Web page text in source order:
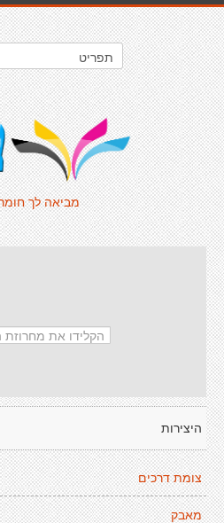
מביאה לך
היצירות
צומת דרכים
מאבק